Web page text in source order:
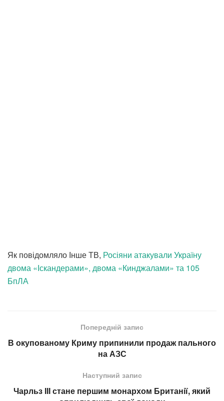
Як повідомляло Інше ТВ, Росіяни атакували Україну
двома «Іскандерами», двома «Кинджалами» та 105
БпЛА
Попередній запис
В окупованому Криму припинили продаж пального
на АЗС
Наступний запис
Чарльз ІІІ стане першим монархом Британії, який